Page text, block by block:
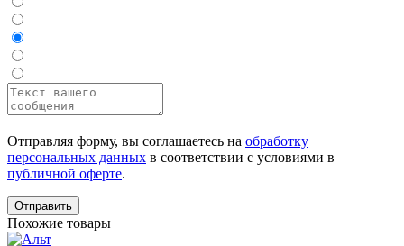
Отправляя форму, вы соглашаетесь на обработку
персональных данных в соответствии с условиями в
публичной оферте.
Отправить
Похожие товары